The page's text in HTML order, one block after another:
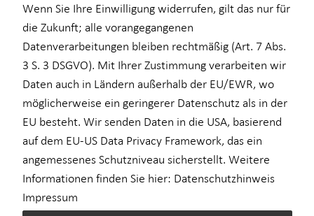
Erlaubnis nach § 34d GewO​
Aufsichtsbehörde:
IHK Dresden
Langer Weg 4
01239 Dresden
Registrierungsnummer: D-VDX8-TBR2U-97
Einsehbar unter
www.vermittlerregister.info
34 d Abs. 1 GewO
Wenn Sie Ihre Einwilligung widerrufen, gilt das nur für
die Zukunft; alle vorangegangenen
Datenverarbeitungen bleiben rechtmäßig (Art. 7 Abs.
3 S. 3 DSGVO). Mit Ihrer Zustimmung verarbeiten wir
Daten auch in Ländern außerhalb der EU/EWR, wo
möglicherweise ein geringerer Datenschutz als in der
EU besteht. Wir senden Daten in die USA, basierend
auf dem EU-US Data Privacy Framework, das ein
angemessenes Schutzniveau sicherstellt. Weitere
Informationen finden Sie hier: Datenschutzhinweis
Impressum